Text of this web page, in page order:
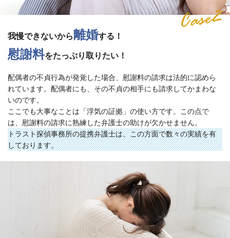
我慢できないから離婚する！
慰謝料をたっぷり取りたい！
配偶者の不貞行為が発覚した場合、慰謝料の請求は法的に認めら
れています。配偶者にも、その不貞の相手にも請求してかまわな
いのです。
ここでも大事なことは「浮気の証拠」の使い方です。この点で
は、慰謝料の請求に熟練した弁護士の助けが欠かせません。
トラスト探偵事務所の提携弁護士は、この方面で数々の実績を有
しております。